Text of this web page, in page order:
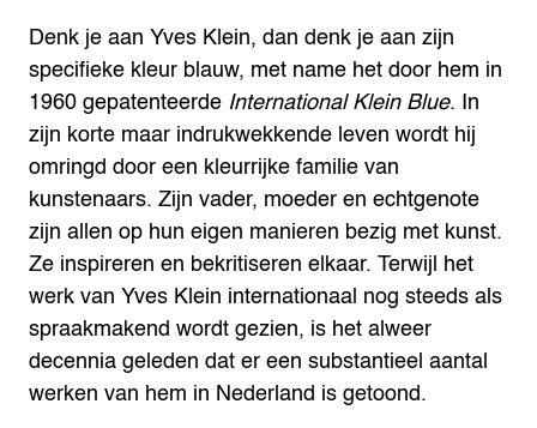
Denk je aan Yves Klein, dan denk je aan zijn
specifieke kleur blauw, met name het door hem in
1960 gepatenteerde International Klein Blue. In
zijn korte maar indrukwekkende leven wordt hij
omringd door een kleurrijke familie van
kunstenaars. Zijn vader, moeder en echtgenote
zijn allen op hun eigen manieren bezig met kunst.
Ze inspireren en bekritiseren elkaar. Terwijl het
werk van Yves Klein internationaal nog steeds als
spraakmakend wordt gezien, is het alweer
decennia geleden dat er een substantieel aantal
werken van hem in Nederland is getoond. ​